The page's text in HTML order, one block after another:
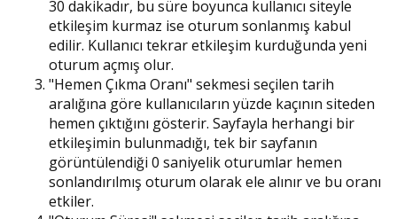
30 dakikadır, bu süre boyunca kullanıcı siteyle
etkileşim kurmaz ise oturum sonlanmış kabul
edilir. Kullanıcı tekrar etkileşim kurduğunda yeni
oturum açmış olur.
"Hemen Çıkma Oranı" sekmesi seçilen tarih
aralığına göre kullanıcıların yüzde kaçının siteden
hemen çıktığını gösterir. Sayfayla herhangi bir
etkileşimin bulunmadığı, tek bir sayfanın
görüntülendiği 0 saniyelik oturumlar hemen
sonlandırılmış oturum olarak ele alınır ve bu oranı
etkiler.